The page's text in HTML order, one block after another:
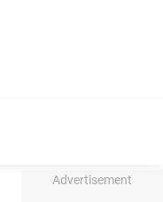
Advertisement